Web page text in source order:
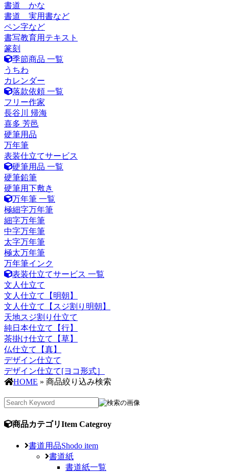
書道 かな
書道 実用書など
ペン字など
書写教育用テキスト
篆刻
季節商品 一覧
うちわ
カレンダー
落款依頼 一覧
フリー作家
長谷川 帰海
喜多 芳邑
硬筆用品
万年筆
表装仕立てサービス
硬筆用品 一覧
硬筆鉛筆
硬筆用下敷き
万年筆 一覧
極細字万年筆
細字万年筆
中字万年筆
太字万年筆
極太万年筆
万年筆インク
表装仕立てサービス 一覧
文人仕立て
文人仕立て【明朝】
文人仕立て【スジ割り明朝】
天地スジ割り仕立て
純日本仕立て【行】
茶掛け仕立て【草】
仏仕立て【真】
デザイン仕立て
デザイン仕立て[ヨコ形式］
HOME » 商品絞り込み検索
商品カテゴリItem Categroy
書道用品Shodo item
書道紙
書道紙一覧